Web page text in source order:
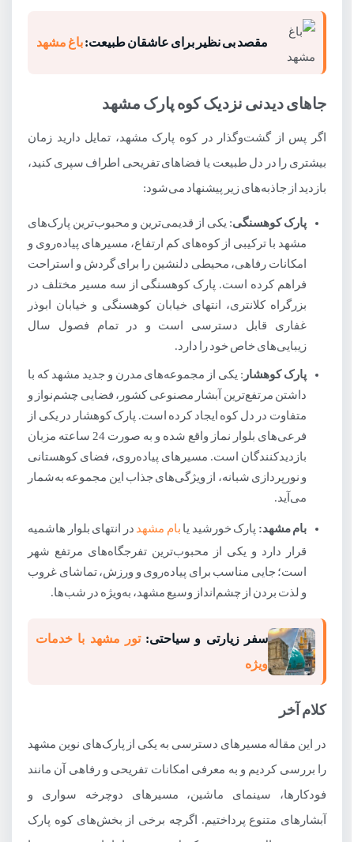
مقصد بی نظیر برای عاشقان طبیعت: باغ مشهد
جاهای دیدنی نزدیک کوه پارک مشهد
اگر پس از گشت‌وگذار در کوه پارک مشهد، تمایل دارید زمان
بیشتری را در دل طبیعت یا فضاهای تفریحی اطراف سپری کنید،
بازدید از جاذبه‌های زیر پیشنهاد می‌شود:
پارک کوهسنگی: یکی از قدیمی‌ترین و محبوب‌ترین پارک‌های
مشهد با ترکیبی از کوه‌های کم ارتفاع، مسیرهای پیاده‌روی و
امکانات رفاهی، محیطی دلنشین را برای گردش و استراحت
فراهم کرده است. پارک کوهسنگی از سه مسیر مختلف در
بزرگراه کلانتری، انتهای خیابان کوهسنگی و خیابان ابوذر
غفاری قابل دسترسی است و در تمام فصول سال
زیبایی‌های خاص خود را دارد.
پارک کوهشار : یکی از مجموعه‌های مدرن و جدید مشهد که با
داشتن مرتفع‌ترین آبشار مصنوعی کشور، فضایی چشم‌نواز و
متفاوت در دل کوه ایجاد کرده است. پارک کوهشار در یکی از
فرعی‌های بلوار نماز واقع شده و به صورت 24 ساعته مزبان
بازدیدکنندگان است. مسیرهای پیاده‌روی، فضای کوهستانی
و نورپردازی شبانه، از ویژگی‌های جذاب این مجموعه به‌شمار
می‌آید.
بام مشهد:پارک خورشید یا بام مشهددر انتهای بلوار هاشمیه
قرار دارد و یکی از محبوب‌ترین تفرجگاه‌های مرتفع شهر
است؛ جایی مناسب برای پیاده‌روی و ورزش، تماشای غروب
و لذت بردن از چشم‌انداز وسیع مشهد، به‌ویژه در شب‌ها.
سفر زیارتی و سیاحتی: تور مشهد با خدمات
ویژه
کلام آخر
در این مقاله مسیرهای دسترسی به یکی از پارک‌های نوین مشهد
را بررسی کردیم و به معرفی امکانات تفریحی و رفاهی آن مانند
فودکارها، سینمای ماشین، مسیرهای دوچرخه سواری و
آبشارهای متنوع پرداختیم. اگرچه برخی از بخش‌های کوه پارک